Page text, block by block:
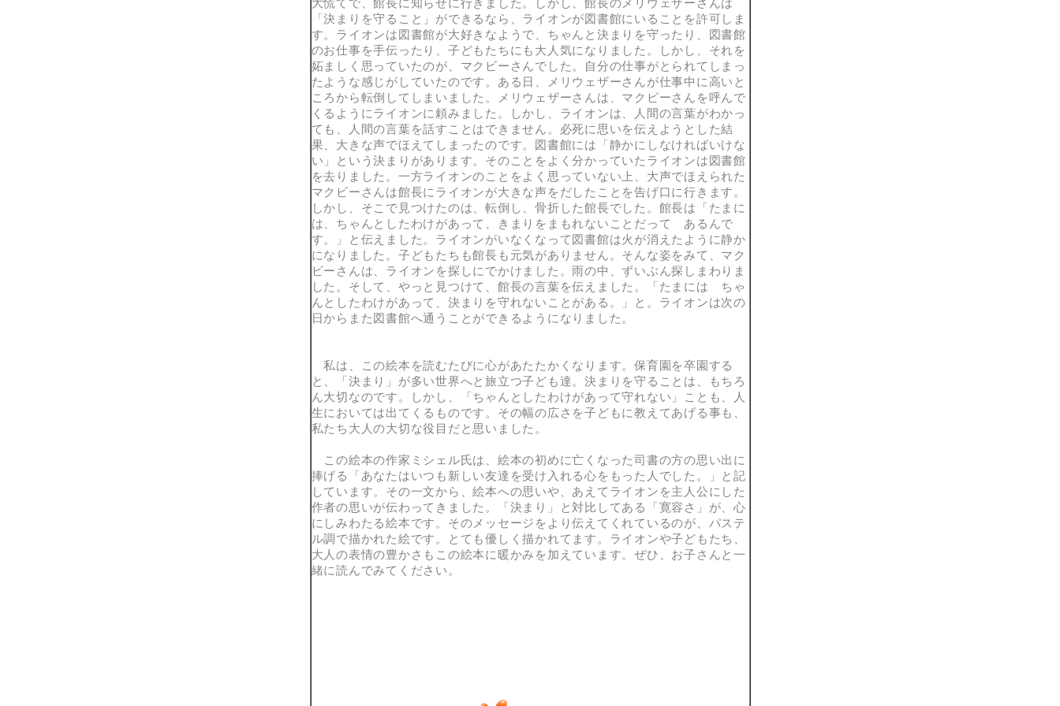
大慌てで、館長に知らせに行きました。しかし、館長のメリウェザーさんは
「決まりを守ること」ができるなら、ライオンが図書館にいることを許可しま
す。ライオンは図書館が大好きなようで、ちゃんと決まりを守ったり、図書館
のお仕事を手伝ったり、子どもたちにも大人気になりました。しかし、それを
妬ましく思っていたのが、マクビーさんでした。自分の仕事がとられてしまっ
たような感じがしていたのです。ある日、メリウェザーさんが仕事中に高いと
ころから転倒してしまいました。メリウェザーさんは、マクビーさんを呼んで
くるようにライオンに頼みました。しかし、ライオンは、人間の言葉がわかっ
ても、人間の言葉を話すことはできません。必死に思いを伝えようとした結
果、大きな声でほえてしまったのです。図書館には「静かにしなければいけな
い」という決まりがあります。そのことをよく分かっていたライオンは図書館
を去りました。一方ライオンのことをよく思っていない上、大声でほえられた
マクビーさんは館長にライオンが大きな声をだしたことを告げ口に行きます。
しかし、そこで見つけたのは、転倒し、骨折した館長でした。館長は「たまに
は、ちゃんとしたわけがあって、きまりをまもれないことだって あるんで
す。」と伝えました。ライオンがいなくなって図書館は火が消えたように静か
になりました。子どもたちも館長も元気がありません。そんな姿をみて、マク
ビーさんは、ライオンを探しにでかけました。雨の中、ずいぶん探しまわりま
した。そして、やっと見つけて、館長の言葉を伝えました。「たまには ちゃ
んとしたわけがあって、決まりを守れないことがある。」と。ライオンは次の
日からまた図書館へ通うことができるようになりました。
私は、この絵本を読むたびに心があたたかくなります。保育園を卒園する
と、「決まり」が多い世界へと旅立つ子ども達。決まりを守ることは、もちろ
ん大切なのです。しかし、「ちゃんとしたわけがあって守れない」ことも、人
生においては出てくるものです。その幅の広さを子どもに教えてあげる事も、
私たち大人の大切な役目だと思いました。
この絵本の作家ミシェル氏は、絵本の初めに亡くなった司書の方の思い出に
捧げる「あなたはいつも新しい友達を受け入れる心をもった人でした。」と記
しています。その一文から、絵本への思いや、あえてライオンを主人公にした
作者の思いが伝わってきました。「決まり」と対比してある「寛容さ」が、心
にしみわたる絵本です。そのメッセージをより伝えてくれているのが、パステ
ル調で描かれた絵です。とても優しく描かれてます。ライオンや子どもたち、
大人の表情の豊かさもこの絵本に暖かみを加えています。ぜひ、お子さんと一
緒に読んでみてください。